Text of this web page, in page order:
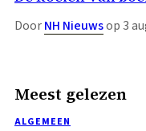
DoorNH Nieuwsop 3
Meest gelezen
ALGEMEEN